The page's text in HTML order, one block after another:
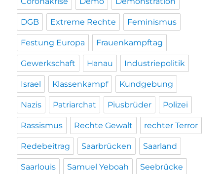
DGB Extreme Rechte Feminismus
Festung Europa Frauenkampftag
Gewerkschaft Hanau Industriepolitik
Israel Klassenkampf Kundgebung
Nazis Patriarchat Piusbrüder Polizei
Rassismus Rechte Gewalt rechter Terror
Redebeitrag Saarbrücken Saarland
Saarlouis Samuel Yeboah Seebrücke